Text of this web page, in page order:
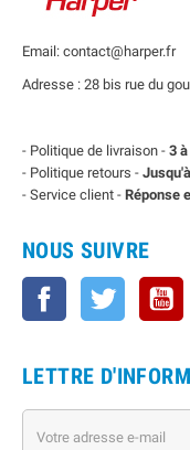
Email: contact@harper.fr
Adresse : 28 bis rue du
- Politique de livraison - 3
- Politique retours -
- Service client - Réponse
NOUS SUIVRE
Facebook Twitter
LETTRE